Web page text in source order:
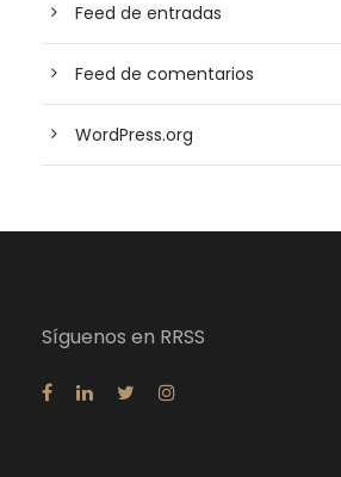
Feed de entradas
Feed de comentarios
WordPress.org
Síguenos en RRSS